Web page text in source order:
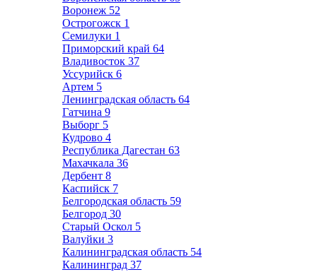
Воронеж 52
Острогожск 1
Семилуки 1
Приморский край 64
Владивосток 37
Уссурийск 6
Артем 5
Ленинградская область 64
Гатчина 9
Выборг 5
Кудрово 4
Республика Дагестан 63
Махачкала 36
Дербент 8
Каспийск 7
Белгородская область 59
Белгород 30
Старый Оскол 5
Валуйки 3
Калининградская область 54
Калининград 37